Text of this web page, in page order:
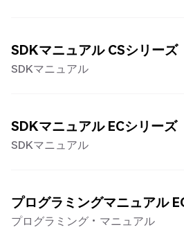
SDKマニュアル CSシリーズ
SDKマニュアル
SDKマニュアル ECシリーズ
SDKマニュアル
プログラミングマニュアル
プログラミング・マニュアル